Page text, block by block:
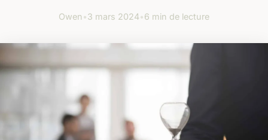
Owen •3 mars 2024•6 min de lecture